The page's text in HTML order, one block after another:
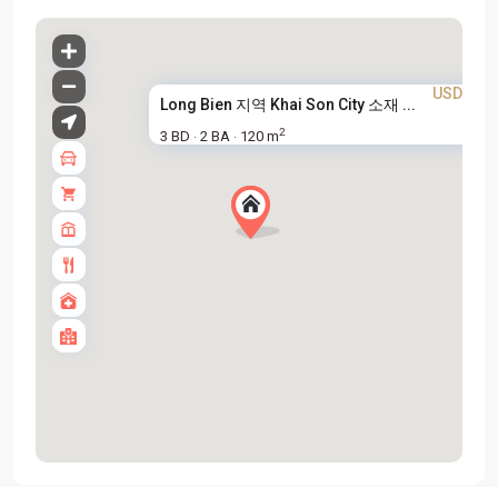
Long Bien 지역 Khai Son City 소재 ...
USD
3 BD · 2 BA · 120 m2